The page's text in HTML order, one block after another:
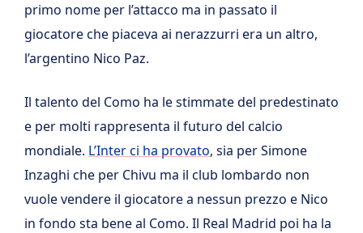
primo nome per l’attacco ma in passato il
giocatore che piaceva ai nerazzurri era un altro,
l’argentino Nico Paz.
Il talento del Como ha le stimmate del predestinato
e per molti rappresenta il futuro del calcio
mondiale. L’Inter ci ha provato, sia per Simone
Inzaghi che per Chivu ma il club lombardo non
vuole vendere il giocatore a nessun prezzo e Nico
in fondo sta bene al Como. Il Real Madrid poi ha la